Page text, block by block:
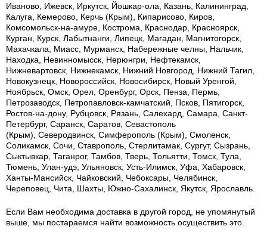
Иваново, Ижевск, Иркутск, Йошкар-ола, Казань, Калининград,
Калуга, Кемерово, Керчь (Крым), Кипарисово, Киров,
Комсомольск-на-амуре, Кострома, Краснодар, Красноярск,
Курган, Курск, Лабытнанги, Липецк, Магадан, Магнитогорск,
Махачкала, Миасс, Мурманск, Набережные челны, Нальчик,
Находка, Невинномысск, Нерюнгри, Нефтекамск,
Нижневартовск, Нижнекамск, Нижний Новгород, Нижний Тагил,
Новокузнецк, Новороссийск, Новосибирск, Новый Уренгой,
Ноябрьск, Омск, Орел, Оренбург, Орск, Пенза, Пермь,
Петрозаводск, Петропавловск-камчатский, Псков, Пятигорск,
Ростов-на-дону, Рубцовск, Рязань, Салехард, Самара, Санкт-
Петербург, Саранск, Саратов, Севастополь
(Крым), Северодвинск, Симферополь (Крым), Смоленск,
Соликамск, Сочи, Ставрополь, Стерлитамак, Сургут, Сызрань,
Сыктывкар, Таганрог, Тамбов, Тверь, Тольятти, Томск, Тула,
Тюмень, Улан-удэ, Ульяновск, Усть-Илимск, Уфа, Хабаровск,
Ханты-Мансийск, Чайковский, Чебоксары, Челябинск,
Череповец, Чита, Шахты, Южно-Сахалинск, Якутск, Ярославль.
Если Вам необходима доставка в другой город, не упомянутый
выше, мы постараемся найти возможность осуществить это.